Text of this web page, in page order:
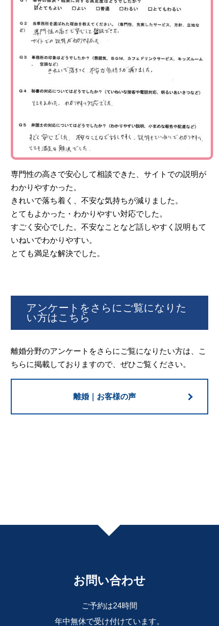
専門性の高さで安心して相談できた、サイトでの説明が
わかりやすかった。
きれいで落ち着く、不安な気持ちが減りました。
とてもよかった・わかりやすい対応でした。
すごく安心でした。不安なことなど話しやすく説明もて
いねいでわかりやすい。
とても満足な解決でした。
アンケートをさらにご覧になりた
い方はこちら
離婚分野のアンケートをさらにご覧になりたい方は、こ
ちらに掲載しておりますので、ぜひご覧ください。
離婚｜お客様の声
お問い合わせ
ご予約は24時間
年中無休で受け付けています。